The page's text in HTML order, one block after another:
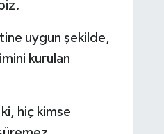
uygun şekilde,
kurulan
hiç kimse